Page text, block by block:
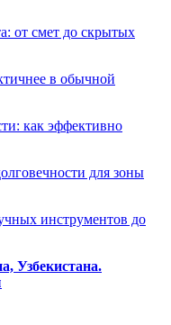
от смет до скрытых
в обычной
как эффективно
для зоны
инструментов до
Узбекистана.